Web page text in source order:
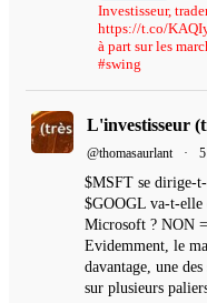
Investisseur,
https://t.co/
à part sur les
#swing
L'investisseur
@thomasaurlant ·
$MSFT se dirige-
$GOOGL va-t-elle
Microsoft ? NON
Evidemment, le
davantage, une
sur plusieurs